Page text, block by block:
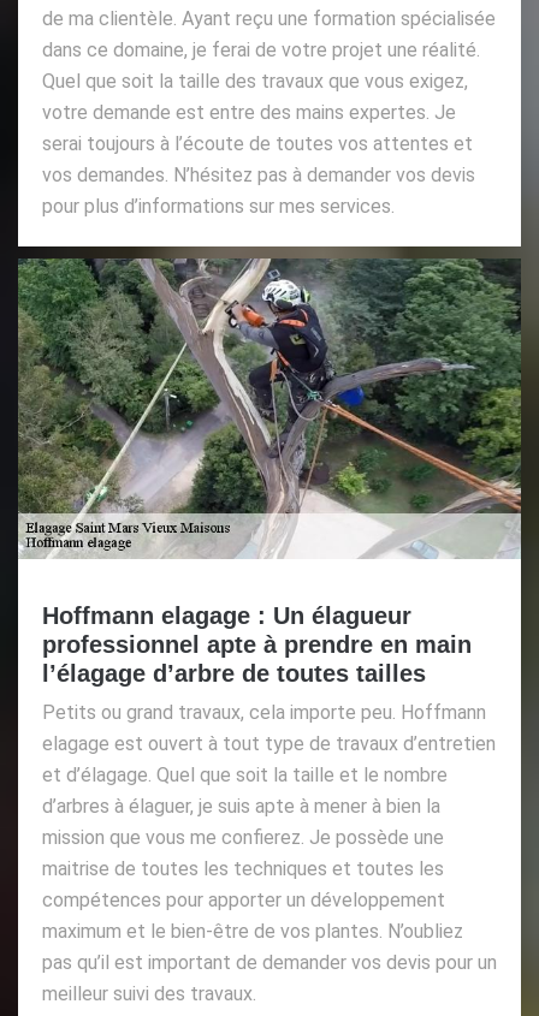
de ma clientèle. Ayant reçu une formation spécialisée
dans ce domaine, je ferai de votre projet une réalité.
Quel que soit la taille des travaux que vous exigez,
votre demande est entre des mains expertes. Je
serai toujours à l’écoute de toutes vos attentes et
vos demandes. N’hésitez pas à demander vos devis
pour plus d’informations sur mes services.
Hoffmann elagage : Un élagueur
professionnel apte à prendre en main
l’élagage d’arbre de toutes tailles
Petits ou grand travaux, cela importe peu. Hoffmann
elagage est ouvert à tout type de travaux d’entretien
et d’élagage. Quel que soit la taille et le nombre
d’arbres à élaguer, je suis apte à mener à bien la
mission que vous me confierez. Je possède une
maitrise de toutes les techniques et toutes les
compétences pour apporter un développement
maximum et le bien-être de vos plantes. N’oubliez
pas qu’il est important de demander vos devis pour un
meilleur suivi des travaux.